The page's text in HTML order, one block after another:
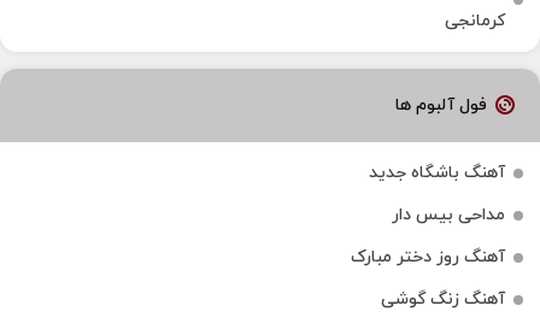
کرمانجی
فول آلبوم ها
آهنگ باشگاه جدید
مداحی بیس دار
آهنگ روز دختر مبارک
آهنگ زنگ گوشی